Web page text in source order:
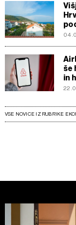
še
in
VSE NOVICE IZ RUBRIKE